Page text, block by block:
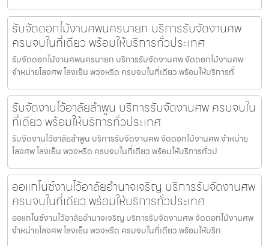
รับจัดดอกไม้งานศพนครนายก บริการรับจัดงานศพ
ครบจบในที่เดียว พร้อมให้บริการทั่วประเทศ
รับจัดดอกไม้งานศพนครนายก บริการรับจัดงานศพ จัดดอกไม้งานศพ
จำหน่ายโลงศพ โลงเย็น พวงหรีด ครบจบในที่เดียว พร้อมให้บริการทั่
รับจัดงานไว้อาลัยลำพูน บริการรับจัดงานศพ ครบจบใน
ที่เดียว พร้อมให้บริการทั่วประเทศ
รับจัดงานไว้อาลัยลำพูน บริการรับจัดงานศพ จัดดอกไม้งานศพ จำหน่าย
โลงศพ โลงเย็น พวงหรีด ครบจบในที่เดียว พร้อมให้บริการทั่วป
ออแกไนซ์งานไว้อาลัยอำนาจเจริญ บริการรับจัดงานศพ
ครบจบในที่เดียว พร้อมให้บริการทั่วประเทศ
ออแกไนซ์งานไว้อาลัยอำนาจเจริญ บริการรับจัดงานศพ จัดดอกไม้งานศพ
จำหน่ายโลงศพ โลงเย็น พวงหรีด ครบจบในที่เดียว พร้อมให้บริก